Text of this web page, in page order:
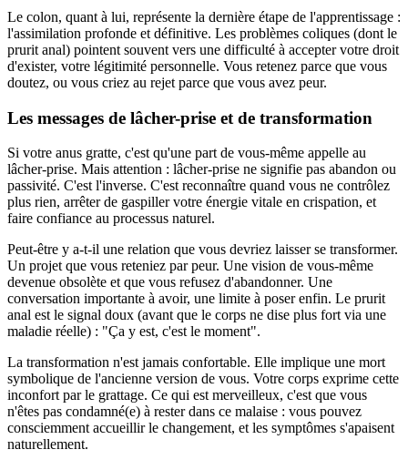
Le colon, quant à lui, représente la dernière étape de l'apprentissage :
l'assimilation profonde et définitive. Les problèmes coliques (dont le
prurit anal) pointent souvent vers une difficulté à accepter votre droit
d'exister, votre légitimité personnelle. Vous retenez parce que vous
doutez, ou vous criez au rejet parce que vous avez peur.
Les messages de lâcher-prise et de transformation
Si votre anus gratte, c'est qu'une part de vous-même appelle au
lâcher-prise. Mais attention : lâcher-prise ne signifie pas abandon ou
passivité. C'est l'inverse. C'est reconnaître quand vous ne contrôlez
plus rien, arrêter de gaspiller votre énergie vitale en crispation, et
faire confiance au processus naturel.
Peut-être y a-t-il une relation que vous devriez laisser se transformer.
Un projet que vous reteniez par peur. Une vision de vous-même
devenue obsolète et que vous refusez d'abandonner. Une
conversation importante à avoir, une limite à poser enfin. Le prurit
anal est le signal doux (avant que le corps ne dise plus fort via une
maladie réelle) : "Ça y est, c'est le moment".
La transformation n'est jamais confortable. Elle implique une mort
symbolique de l'ancienne version de vous. Votre corps exprime cette
inconfort par le grattage. Ce qui est merveilleux, c'est que vous
n'êtes pas condamné(e) à rester dans ce malaise : vous pouvez
consciemment accueillir le changement, et les symptômes s'apaisent
naturellement.